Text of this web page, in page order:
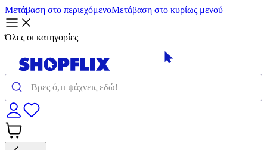
Μετάβαση στο περιεχόμενοΜετάβαση στο κυρίως μενού
Όλες οι κατηγορίες